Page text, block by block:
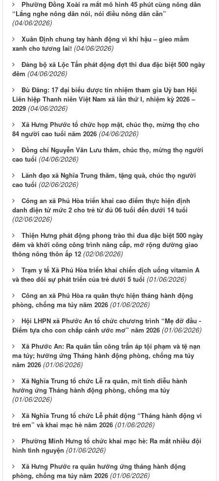
Phường Đồng Xoài ra mắt mô hình 45 phút cùng nông dân
“Lắng nghe nông dân nói, nói điều nông dân cần”
(04/06/2026)
Xuân Định chung tay hành động vì khí hậu – gieo mầm
xanh cho tương lai! (04/06/2026)
Đảng bộ xã Lộc Tấn phát động đợt thi đua đặc biệt 500 ngày
đêm (04/06/2026)
Bù Đăng: 17 đại biểu được tín nhiệm tham gia Uỷ ban Hội
Liên hiệp Thanh niên Việt Nam xã lần thứ I, nhiệm kỳ 2026 –
2029 (04/06/2026)
Xã Hưng Phước tổ chức họp mặt, chúc thọ, mừng thọ cho
84 người cao tuổi năm 2026 (04/06/2026)
Đồng chí Nguyễn Văn Lưu thăm, chúc thọ, mừng thọ người
cao tuổi (04/06/2026)
Lãnh đạo xã Nghĩa Trung thăm, tặng quà, chúc thọ người
cao tuổi (02/06/2026)
Công an xã Phú Hòa triển khai cao điểm thực hiện định
danh điện tử mức 2 cho trẻ từ đủ 06 tuổi đến dưới 14 tuổi
(02/06/2026)
Thiện Hưng phát động phong trào thi đua đặc biệt 500 ngày
đêm và khởi công công trình nâng cấp, mở rộng đường giao
thông nông thôn ấp 12 (02/06/2026)
Trạm y tế Xã Phú Hòa triển khai chiến dịch uống vitamin A
và theo dõi sự phát triển của trẻ dưới 5 tuổi (01/06/2026)
Công an xã Phú Hòa ra quân thực hiện tháng hành động
phòng, chống ma túy năm 2026 (01/06/2026)
Hội LHPN xã Phước An tổ chức chương trình “Mẹ đỡ đầu -
Điểm tựa cho con chắp cánh ước mơ” năm 2026 (01/06/2026)
Xã Phước An: Ra quân tấn công trấn áp tội phạm và tệ nạn
ma túy; hưởng ứng Tháng hành động phòng, chống ma túy
năm 2026 (01/06/2026)
Xã Nghĩa Trung tổ chức Lễ ra quân, mít tinh diễu hành
hưởng ứng Tháng hành động phòng, chống ma túy
(01/06/2026)
Xã Nghĩa Trung tổ chức Lễ phát động “Tháng hành động vì
trẻ em” và khai mạc hè năm 2026 (01/06/2026)
Phường Minh Hưng tổ chức khai mạc hè: Ra mắt nhiều đội
hình tình nguyện (01/06/2026)
Xã Hưng Phước ra quân hưởng ứng tháng hành động
phòng, chống ma túy năm 2026 (01/06/2026)